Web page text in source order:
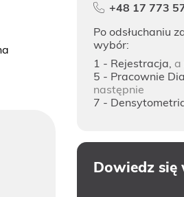
+48 17 773
Po odsłuchaniu
wybór:
1 - Rejestracja, a
5 - Pracownie
następnie
7 -
Dowiedz się